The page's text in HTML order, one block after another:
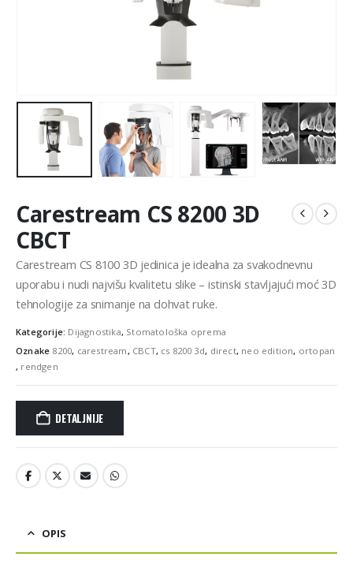
Carestream CS 8200 3D
CBCT
Carestream CS 8100 3D jedinica je idealna za svakodnevnu
uporabu i nudi najvišu kvalitetu slike – istinski stavljajući moć 3D
tehnologije za snimanje na dohvat ruke.
Kategorije: Dijagnostika, Stomatološka oprema
Oznake 8200, carestream , CBCT, cs 8200 3d, direct, neo edition, ortopan
, rendgen
DETALJNIJE
OPIS